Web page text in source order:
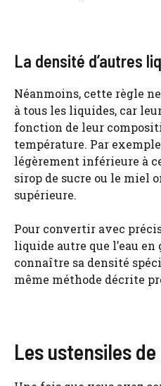
La densité d’autres
Néanmoins, cette règle
à tous les liquides, car
fonction de leur
température. Par
légèrement inférieure à
sirop de sucre ou le miel
supérieure.
Pour convertir avec
liquide autre que l’eau
connaître sa densité
même méthode décrite
Les ustensiles